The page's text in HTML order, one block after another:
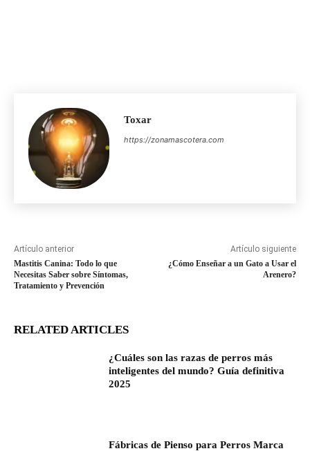
Toxar
https://zonamascotera.com
Artículo anterior
Mastitis Canina: Todo lo que
Necesitas Saber sobre Síntomas,
Tratamiento y Prevención
Artículo siguiente
¿Cómo Enseñar a un Gato a Usar el
Arenero?
RELATED ARTICLES
¿Cuáles son las razas de perros más
inteligentes del mundo? Guía definitiva
2025
Fábricas de Pienso para Perros Marca